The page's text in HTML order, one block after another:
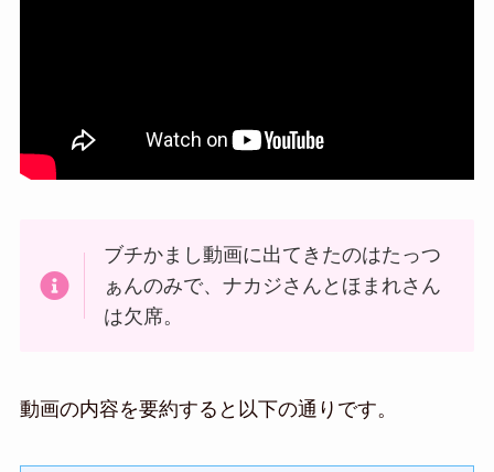
ブチかまし動画に出てきたのはたっつ
ぁんのみで、ナカジさんとほまれさん
は欠席。
動画の内容を要約すると以下の通りです。